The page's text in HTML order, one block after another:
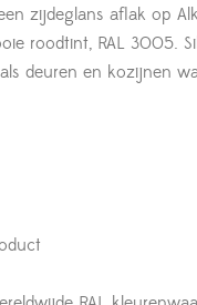
zijdeglans aflak op
roodtint, RAL 3005.
deuren en kozijnen